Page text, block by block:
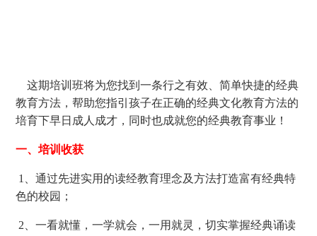
这期培训班将为您找到一条行之有效、简单快捷的经典
教育方法，帮助您指引孩子在正确的经典文化教育方法的
培育下早日成人成才，同时也成就您的经典教育事业！
一、培训收获
1、通过先进实用的读经教育理念及方法打造富有经典特
色的校园；
2、一看就懂，一学就会，一用就灵，切实掌握经典诵读